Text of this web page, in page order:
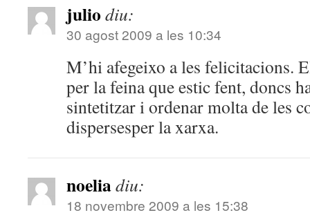
julio diu:
30 agost 2009 a les 10:34
M’hi afegeixo a les felicitacions.
per la feina que estic fent, doncs
sintetitzar i ordenar molta de les
dispersesper la xarxa.
noeliadiu:
18 novembre 2009 a les 15:38